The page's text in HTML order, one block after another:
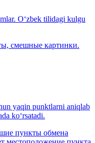
O‘zbek tilidagi kulgu
смешные картинки.
yaqin punktlarni aniqlab
ko‘rsatadi.
пункты обмена